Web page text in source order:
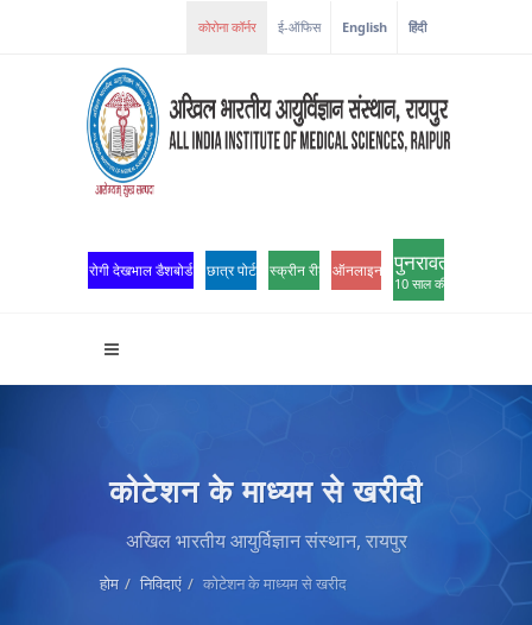
ई-ऑफिस English हिंदी
रोगी देखभाल डैशबोर्ड छात्र पोर्टल स्क्रीन रीडर एक्सेसऑनलाइन ओपीडी पंजीकरण
पुनरावर्तन
10 साल की उत्कृष्टता
कोटेशन के माध्यम से खरीदी
अखिल भारतीय आयुर्विज्ञान संस्थान, रायपुर
होम निविदाएं कोटेशन के माध्यम से खरीद